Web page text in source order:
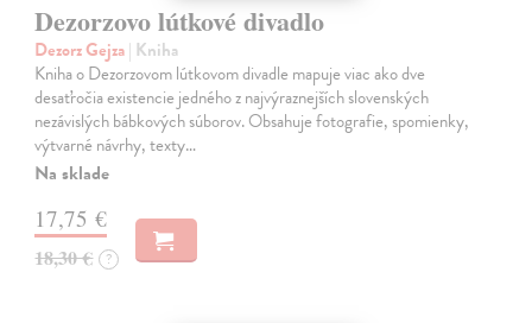
Dezorzovo lútkové divadlo
Dezorz Gejza| Kniha
Kniha o Dezorzovom lútkovom divadle mapuje viac ako dve
desaťročia existencie jedného z najvýraznejších slovenských
nezávislých bábkových súborov. Obsahuje fotografie, spomienky,
výtvarné návrhy, texty…
Na sklade
17,75 €
18,30 € ?